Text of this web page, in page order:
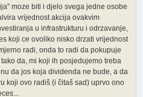
moze biti i djelo svega jedne osobe
vrijednost akcija ovakvim
u infrastrukturu i odrzavanje,
koji ce ovoliko nisko drzati vrijednost
radi, onda to radi da pokupuje
da, mi koji ih posjedujemo treba
da jos koja dividenda ne bude, a da
koji ovo radiš (i čitaš sad) uprvo ono